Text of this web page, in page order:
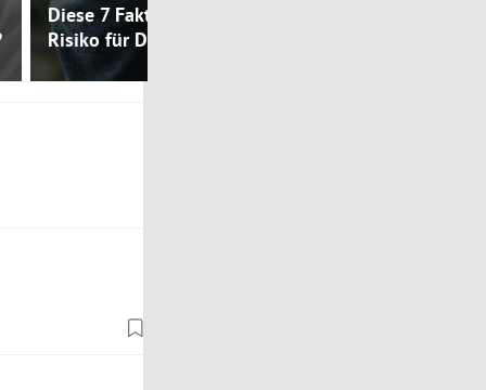
Diese 7 Faktoren reduzieren das
Risiko für Depression